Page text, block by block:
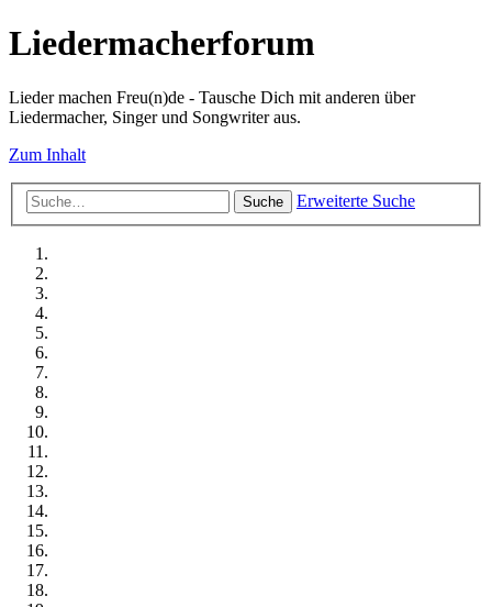
Liedermacherforum
Lieder machen Freu(n)de - Tausche Dich mit anderen über
Liedermacher, Singer und Songwriter aus.
Zum Inhalt
Suche Erweiterte Suche